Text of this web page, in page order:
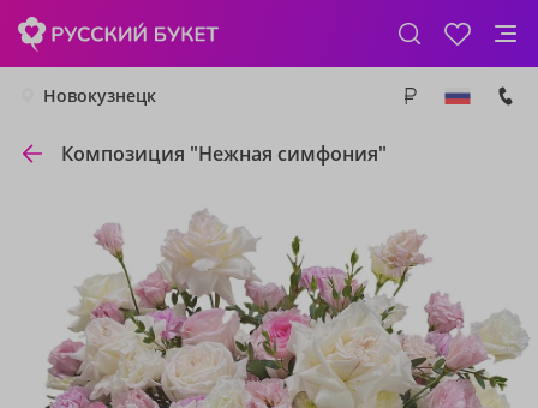
Новокузнецк
Композиция "Нежная симфония"